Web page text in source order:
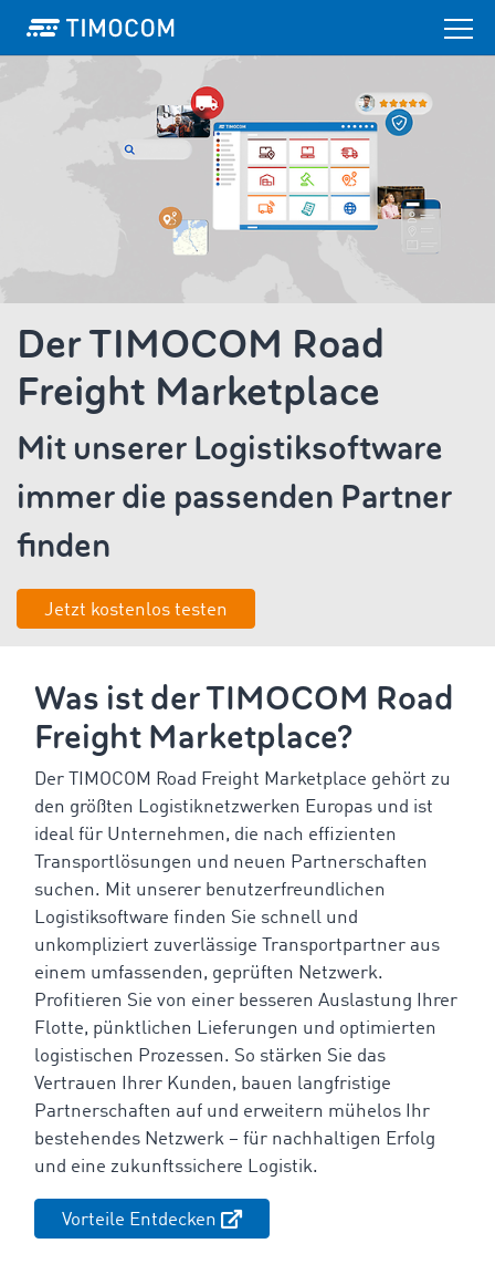
Der TIMOCOM Road
Freight Marketplace
Mit unserer Logistiksoftware
immer die passenden Partner
finden
Jetzt kostenlos testen
Was ist der TIMOCOM Road
Freight Marketplace?
Der TIMOCOM Road Freight Marketplace gehört zu
den größten Logistiknetzwerken Europas und ist
ideal für Unternehmen, die nach effizienten
Transportlösungen und neuen Partnerschaften
suchen. Mit unserer benutzerfreundlichen
Logistiksoftware finden Sie schnell und
unkompliziert zuverlässige Transportpartner aus
einem umfassenden, geprüften Netzwerk.
Profitieren Sie von einer besseren Auslastung Ihrer
Flotte, pünktlichen Lieferungen und optimierten
logistischen Prozessen. So stärken Sie das
Vertrauen Ihrer Kunden, bauen langfristige
Partnerschaften auf und erweitern mühelos Ihr
bestehendes Netzwerk – für nachhaltigen Erfolg
und eine zukunftssichere Logistik.
Vorteile Entdecken